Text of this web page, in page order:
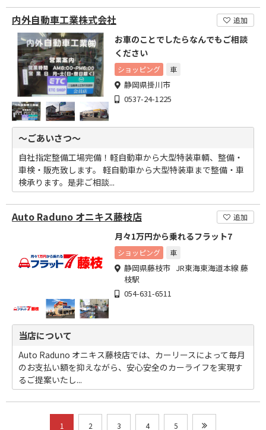
内外自動車工業株式会社 追加
お車のことでしたらなんでもご相談
ください
ショッピング 車
静岡県掛川市
0537-24-1225
～ごあいさつ～
自社指定整備工場完備！軽自動車から大型特装車輌、整備・
車検・販売致します。 軽自動車から大型特装車まで整備・車
検承ります。是非ご相談...
Auto Raduno オニキス藤枝店 追加
月々1万円から乗れるフラット7
ショッピング 車
静岡県藤枝市 JR東海東海道本線 藤
枝駅
054-631-6511
当店について
Auto Raduno オニキス藤枝店では、カーリースによって毎月
のお支払い額を抑えながら、安心安全のカーライフを実現す
るご提案いたし...
1 2 3 4 5